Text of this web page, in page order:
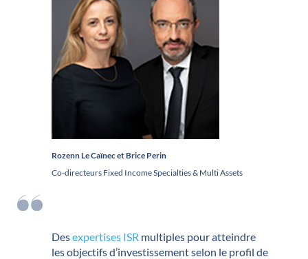
Rozenn Le Caïnec et Brice Perin
Co-directeurs Fixed Income Specialties & Multi Assets
Desexpertises ISR multiples pour atteindre
les objectifs d’investissement selon le profil de